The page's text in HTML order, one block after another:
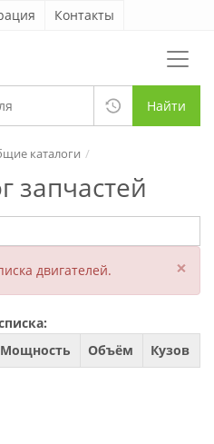
Контакты
Найти
запчастей
каталоги
двигателей. ×
Мощность Объём Кузов